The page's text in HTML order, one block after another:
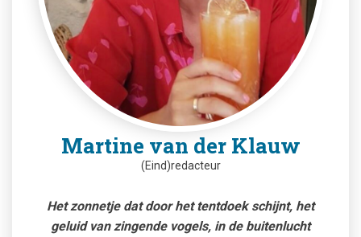
Martine van der Klauw
(Eind)redacteur
Het zonnetje dat door het tentdoek schijnt, het
geluid van zingende vogels, in de buitenlucht